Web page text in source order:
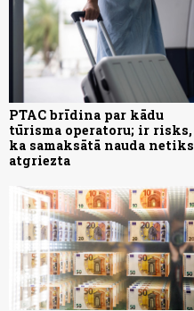
PTAC brīdina par kādu
tūrisma operatoru; ir risks,
ka samaksātā nauda netiks
atgriezta